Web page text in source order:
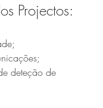
Projectos:
deteção de